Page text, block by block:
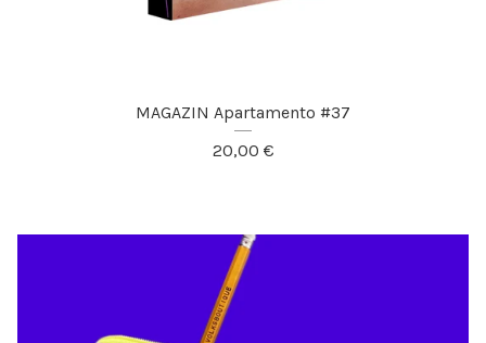
MAGAZIN Apartamento #37
20,00 €